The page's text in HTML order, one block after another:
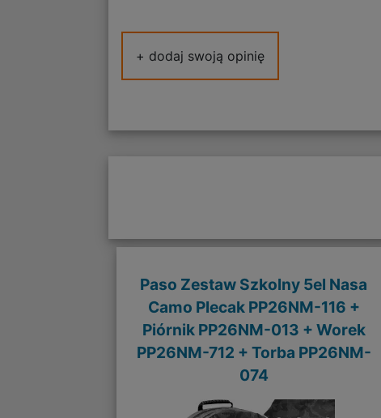
+ dodaj swoją opinię
Paso Zestaw Szkolny 5el Nasa
Camo Plecak PP26NM-116 +
Piórnik PP26NM-013 + Worek
PP26NM-712 + Torba PP26NM-
074